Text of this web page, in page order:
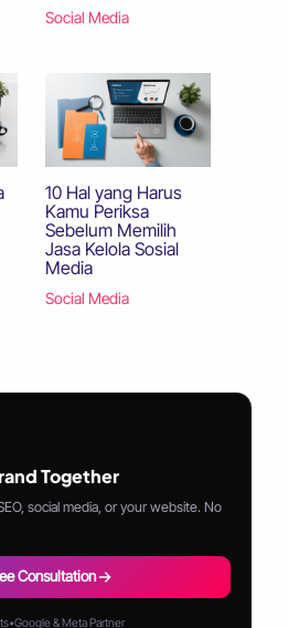
Social Media
10 Hal yang Harus
Kamu Periksa
Sebelum Memilih
Jasa Kelola Sosial
Media
Social Media
Together
social media, or your website. No
Consultation
•Google & Meta Partner